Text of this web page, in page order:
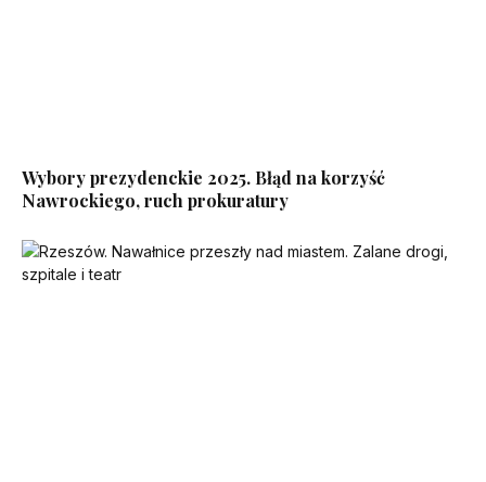
Wybory prezydenckie 2025. Błąd na korzyść
Nawrockiego, ruch prokuratury